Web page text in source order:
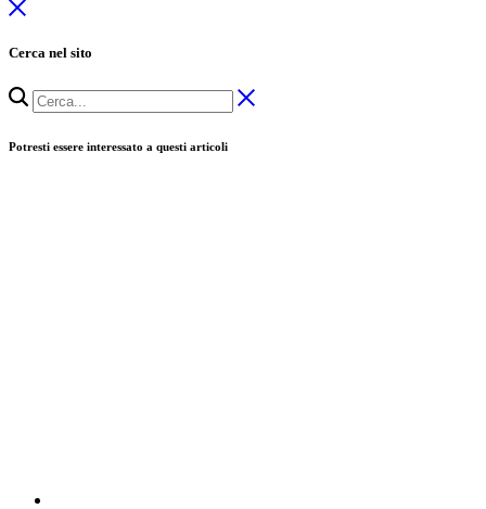
Cerca nel sito
Potresti essere interessato a questi articoli